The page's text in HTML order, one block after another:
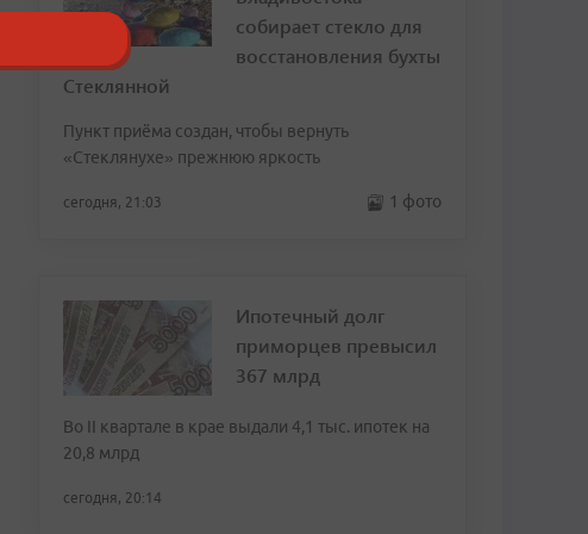
собирает стекло для
восстановления бухты
Стеклянной
Пункт приёма создан, чтобы вернуть
«Стеклянухе» прежнюю яркость
сегодня, 21:03 1 фото
Ипотечный долг
приморцев превысил
367 млрд
Во II квартале в крае выдали 4,1 тыс. ипотек на
20,8 млрд
сегодня, 20:14